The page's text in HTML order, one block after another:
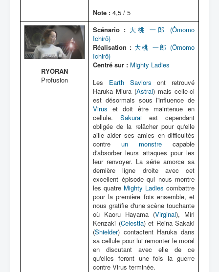
Note : 4,5 / 5
RYÔRAN
Profusion
Scénario : 大桃 一郎 (Ômomo
Ichirô)
Réalisation : 大桃 一郎 (Ômomo
Ichirô)
Centré sur : Mighty Ladies
Les Earth Saviors ont retrouvé
Haruka Miura (Astral) mais celle-ci
est désormais sous l'influence de
Virus et doit être maintenue en
cellule. Sakurai est cependant
obligée de la relâcher pour qu'elle
aille aider ses amies en difficultés
contre un monstre capable
d'absorber leurs attaques pour les
leur renvoyer. La série amorce sa
dernière ligne droite avec cet
excellent épisode qui nous montre
les quatre Mighty Ladies combattre
pour la première fois ensemble, et
nous gratifie d'une scène touchante
où Kaoru Hayama (Virginal), Miri
Kenzaki (Celestia) et Reina Sakaki
(Shielder) contactent Haruka dans
sa cellule pour lui remonter le moral
en discutant avec elle de ce
qu'elles feront une fois la guerre
contre Virus terminée.